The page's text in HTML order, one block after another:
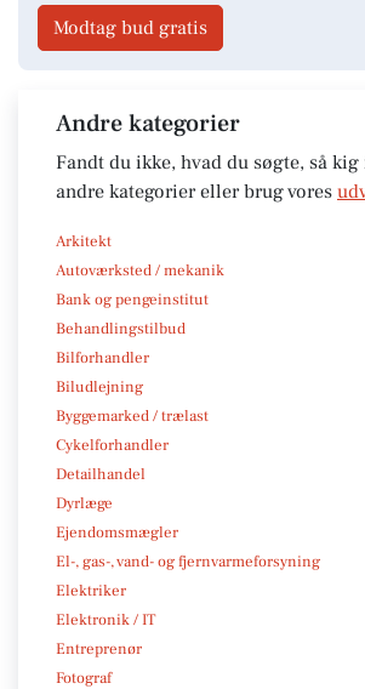
Modtag bud gratis
Andre kategorier
Fandt du ikke, hvad du søgte, så kig
andre kategorier eller brug vores
Arkitekt
Autoværksted / mekanik
Bank og pengeinstitut
Behandlingstilbud
Bilforhandler
Biludlejning
Byggemarked / trælast
Cykelforhandler
Detailhandel
Dyrlæge
Ejendomsmægler
El-, gas-, vand- og fjernvarmeforsyning
Elektriker
Elektronik / IT
Entreprenør
Fotograf